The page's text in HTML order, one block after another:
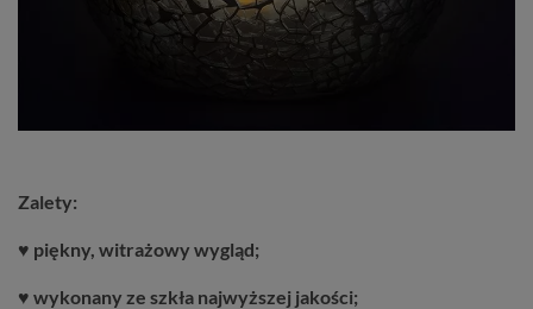
Zalety:
♥ piękny, witrażowy wygląd;
♥ wykonany ze szkła najwyższej jakości;